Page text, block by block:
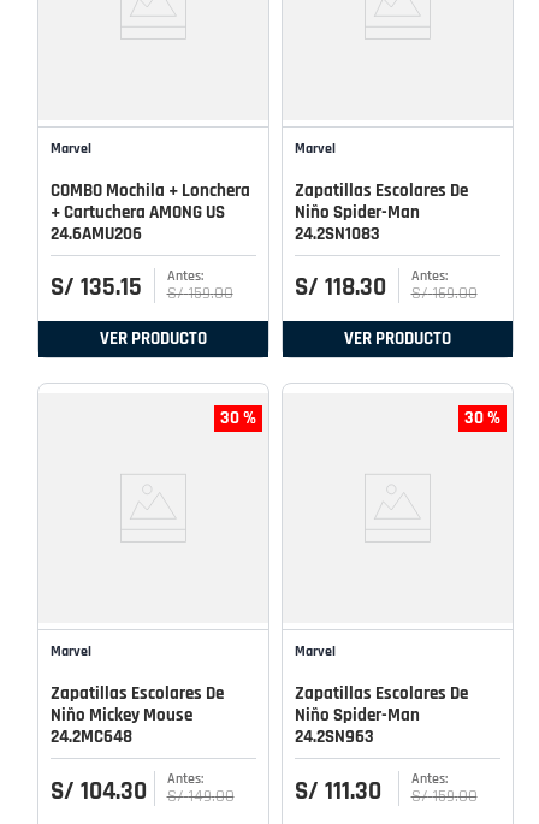
Marvel
COMBO Mochila + Lonchera
+ Cartuchera AMONG US
24.6AMU206
S/ 135.15 S/ 159.00
VER PRODUCTO
Marvel
Zapatillas Escolares De
Niño Spider-Man
24.2SN1083
S/ 118.30 S/ 169.00
VER PRODUCTO
30 %
Marvel
Zapatillas Escolares De
Niño Mickey Mouse
24.2MC648
S/ 104.30 S/ 149.00
30 %
Marvel
Zapatillas Escolares De
Niño Spider-Man
24.2SN963
S/ 111.30 S/ 159.00